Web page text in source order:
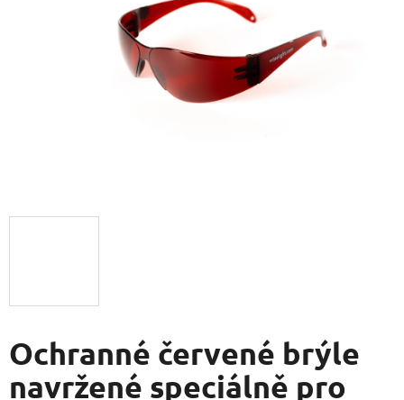
Ochranné červené brýle
navržené speciálně pro